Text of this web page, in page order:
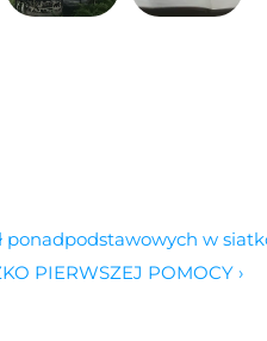
ponadpodstawowych w
PIERWSZEJ POMOCY ›